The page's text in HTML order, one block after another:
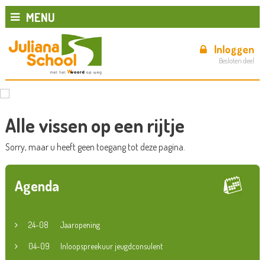
MENU
Inloggen
Besloten deel
Alle vissen op een rijtje
Sorry, maar u heeft geen toegang tot deze pagina.
Agenda
24-08 Jaaropening
04-09 Inloopspreekuur jeugdconsulent